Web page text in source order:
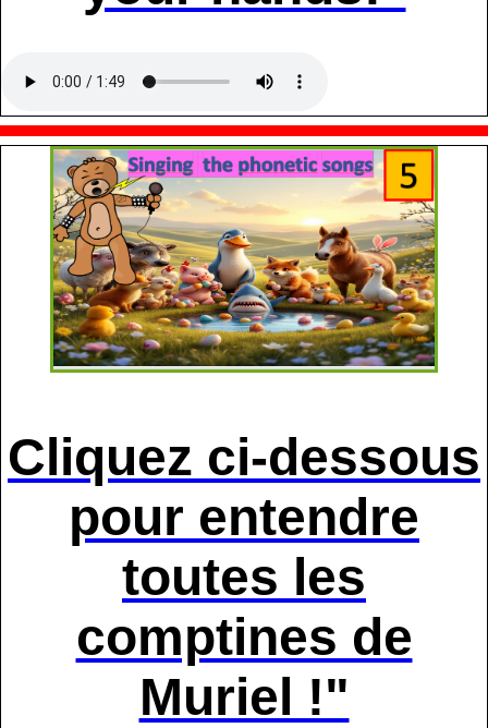
Cliquez ci-dessous
pour entendre
toutes les
comptines de
Muriel !"